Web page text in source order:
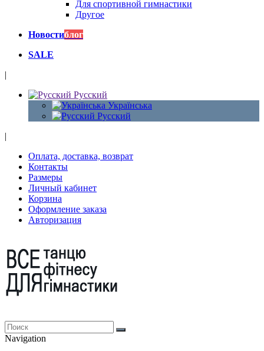
Для спортивной гимнастики
Другое
Новостиблог
SALE
|
Русский
Українська
Русский
|
Оплата, доставка, возврат
Контакты
Размеры
Личный кабинет
Корзина
Оформление заказа
Авторизация
Navigation